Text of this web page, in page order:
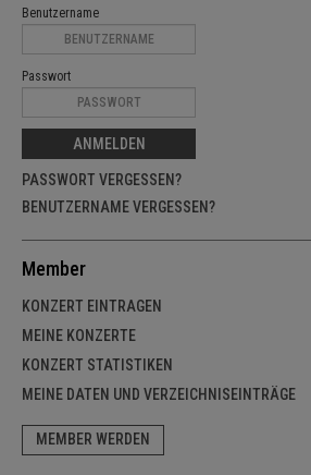
Benutzername
Passwort
ANMELDEN
PASSWORT VERGESSEN?
BENUTZERNAME VERGESSEN?
Member
KONZERT EINTRAGEN
MEINE KONZERTE
KONZERT STATISTIKEN
MEINE DATEN UND VERZEICHNISEINTRÄGE
MEMBER WERDEN